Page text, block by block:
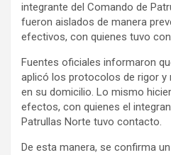
integrante del Comando de
fueron aislados de manera
efectivos, con quienes tuvo
Fuentes oficiales informaron
aplicó los protocolos de rigor y
en su domicilio. Lo mismo
efectos, con quienes el
Patrullas Norte tuvo contacto.
De esta manera, se confirma